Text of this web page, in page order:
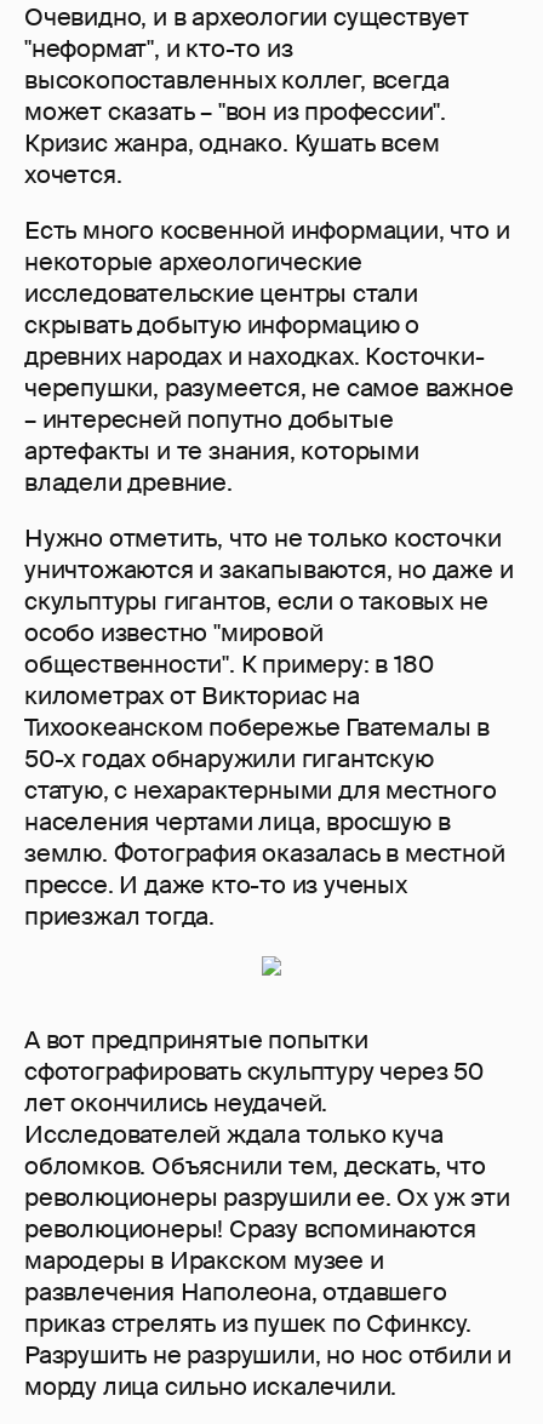
Очевидно, и в археологии существует
"неформат", и кто-то из
высокопоставленных коллег, всегда
может сказать – "вон из профессии".
Кризис жанра, однако. Кушать всем
хочется.
Есть много косвенной информации, что и
некоторые археологические
исследовательские центры стали
скрывать добытую информацию о
древних народах и находках. Косточки-
черепушки, разумеется, не самое важное
– интересней попутно добытые
артефакты и те знания, которыми
владели древние.
Нужно отметить, что не только косточки
уничтожаются и закапываются, но даже и
скульптуры гигантов, если о таковых не
особо известно "мировой
общественности". К примеру: в 180
километрах от Викториас на
Тихоокеанском побережье Гватемалы в
50-х годах обнаружили гигантскую
статую, с нехарактерными для местного
населения чертами лица, вросшую в
землю. Фотография оказалась в местной
прессе. И даже кто-то из ученых
приезжал тогда.
А вот предпринятые попытки
сфотографировать скульптуру через 50
лет окончились неудачей.
Исследователей ждала только куча
обломков. Объяснили тем, дескать, что
революционеры разрушили ее. Ох уж эти
революционеры! Сразу вспоминаются
мародеры в Иракском музее и
развлечения Наполеона, отдавшего
приказ стрелять из пушек по Сфинксу.
Разрушить не разрушили, но нос отбили и
морду лица сильно искалечили.